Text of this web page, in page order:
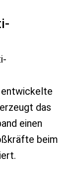
entwickelte
das
einen
beim